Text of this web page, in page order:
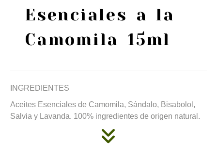
Esenciales a la
Camomila 15ml
INGREDIENTES
Aceites Esenciales de Camomila, Sándalo, Bisabolol,
Salvia y Lavanda. 100% ingredientes de origen natural.